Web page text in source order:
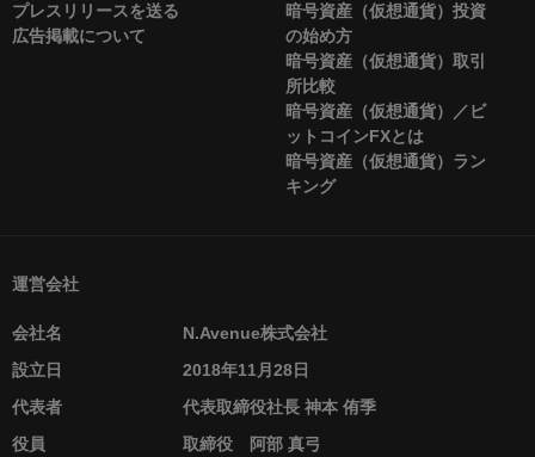
プレスリリースを送る
広告掲載について
暗号資産（仮想通貨）投資
の始め方
暗号資産（仮想通貨）取引
所比較
暗号資産（仮想通貨）／ビ
ットコインFXとは
暗号資産（仮想通貨）ラン
キング
運営会社
会社名
N.Avenue株式会社
設立日
2018年11月28日
代表者
代表取締役社長 神本 侑季
役員
取締役 阿部 真弓